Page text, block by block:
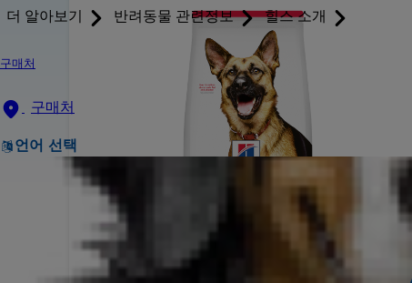
더 알아보기 반려동물 관련정보 힐스 소개
구매처
구매처
언어 선택